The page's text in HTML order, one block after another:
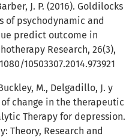
J. P. (2016). Goldilocks
of psychodynamic and
predict outcome in
Research, 26(3),
10503307.2014.973921
M., Delgadillo, J. y
change in the therapeutic
Therapy for depression.
Theory, Research and